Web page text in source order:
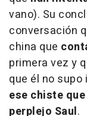
vano). Su
conversación
china que
primera vez y
que él no
ese chiste
perplejo Saul.